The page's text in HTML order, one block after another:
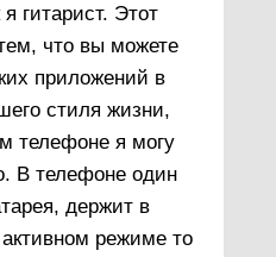
гитарист. Этот
что вы можете
приложений в
стиля жизни,
телефоне я могу
В телефоне один
держит в
режиме то